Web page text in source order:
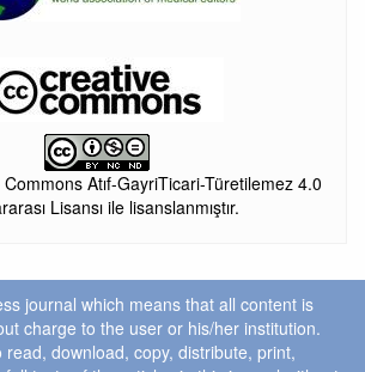
Atıf-GayriTicari-Türetilemez 4.0
Lisansı ile lisanslanmıştır.
journal which means that all content is
charge to the user or his/her institution.
download, copy, distribute, print,